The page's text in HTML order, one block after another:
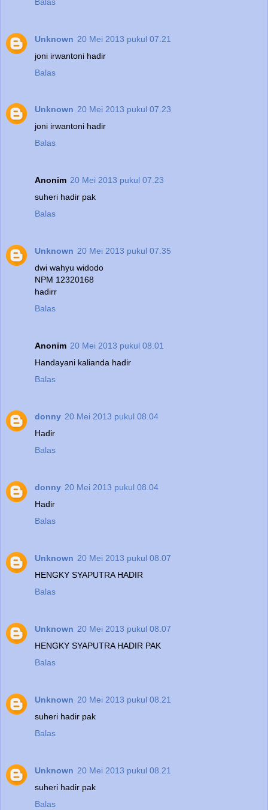
Unknown 20 Mei 2013 pukul 07.21
joni irwantoni hadir
Balas
Unknown 20 Mei 2013 pukul 07.23
joni irwantoni hadir
Balas
Anonim 20 Mei 2013 pukul 07.23
suheri hadir pak
Balas
Unknown 20 Mei 2013 pukul 07.35
dwi wahyu widodo
NPM 12320168
hadirr
Balas
Anonim 20 Mei 2013 pukul 08.01
Handayani kalianda hadir
Balas
donny 20 Mei 2013 pukul 08.04
Hadir
Balas
donny 20 Mei 2013 pukul 08.04
Hadir
Balas
Unknown 20 Mei 2013 pukul 08.07
HENGKY SYAPUTRA HADIR
Balas
Unknown 20 Mei 2013 pukul 08.07
HENGKY SYAPUTRA HADIR PAK
Balas
Unknown 20 Mei 2013 pukul 08.21
suheri hadir pak
Balas
Unknown 20 Mei 2013 pukul 08.21
suheri hadir pak
Balas